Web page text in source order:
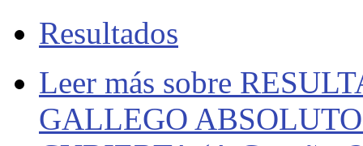
Resultados
Leer más sobre
GALLEGO